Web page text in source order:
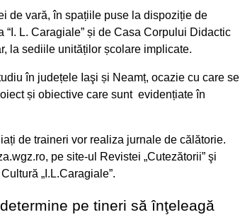
de vară, în spațiile puse la dispoziție de
“I. L. Caragiale” și de Casa Corpului Didactic
la sediile unităților școlare implicate.
în județele Iaşi și Neamț, ocazie cu care se
și obiective care sunt evidențiate în
de traineri vor realiza jurnale de călătorie.
pe site-ul Revistei „Cutezătorii” şi
„I.L.Caragiale”.
pe tineri să înţeleagă